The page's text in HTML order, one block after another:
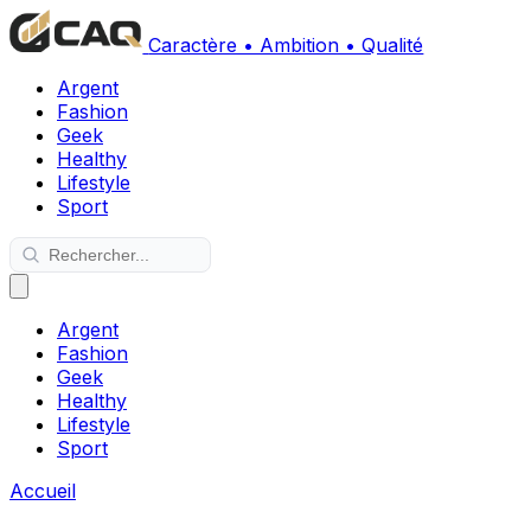
Caractère • Ambition • Qualité
Argent
Fashion
Geek
Healthy
Lifestyle
Sport
Argent
Fashion
Geek
Healthy
Lifestyle
Sport
Accueil